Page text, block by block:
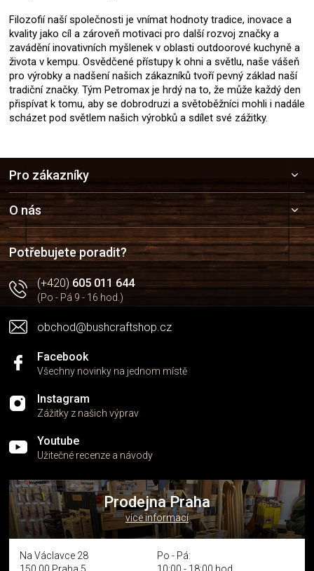
Filozofií naší společnosti je vnímat hodnoty tradice, inovace a
kvality jako cíl a zároveň motivaci pro další rozvoj značky a
zavádění inovativních myšlenek v oblasti outdoorové kuchyně a
života v kempu. Osvědčené přístupy k ohni a světlu, naše vášeň
pro výrobky a nadšení našich zákazníků tvoří pevný základ naší
tradiční značky. Tým Petromax je hrdý na to, že může každý den
přispívat k tomu, aby se dobrodruzi a světoběžníci mohli i nadále
scházet pod světlem našich výrobků a sdílet své zážitky.
a
t
í
Pro zákazníky
O nás
Potřebujete poradit?
(+420)605 011 644
(Po - Pá 9 - 16 hod.)
obchod@bushcraftshop.cz
Facebook
Všechny novinky na jednom místě
Instagram
Zážitky z našich výprav
Youtube
Užitečné recenze a návody
Prodejna Praha
více informací
Na Václavce 28
Po - Pá: